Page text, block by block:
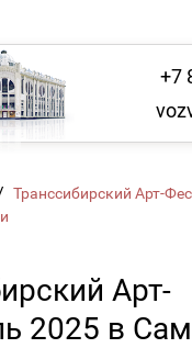
+7
Транссибирский Арт-
Арт-
2025 в